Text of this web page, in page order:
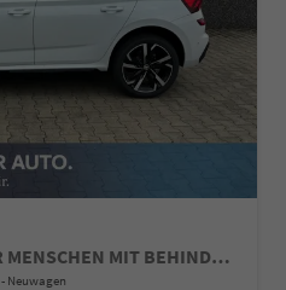
Selection *ANGEBOT FÜR MENSCHEN MIT BEHINDERUNG AB 50%! 1.0 TSI 115PS, Klimaanlage, Sitzheizung, Parksensoren hinten, LED-Scheinwerfer, Tempomat, Infotainment 8", Virtual Cockpit Nebelscheinwerfer, Dachreling
Neuwagen